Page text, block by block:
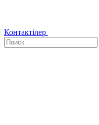
Контактілер